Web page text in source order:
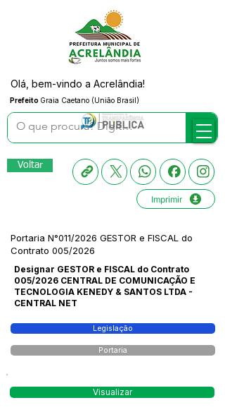
Prefeito Graia Caetano (União Brasil)
Olá, bem-vindo a Acrelândia!
Voltar
Imprimir
Portaria N°011/2026 GESTOR e FISCAL do
Contrato 005/2026
Designar GESTOR e FISCAL do Contrato
005/2026 CENTRAL DE COMUNICAÇÃO E
TECNOLOGIA KENEDY & SANTOS LTDA -
CENTRAL NET
Legislação
Portaria
Visualizar